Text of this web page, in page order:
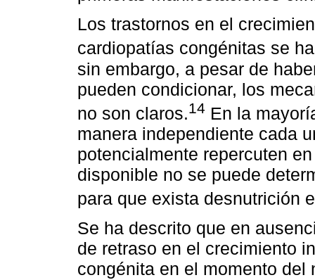
Los trastornos en el
cardiopatías congénitas se
sin embargo, a pesar de
pueden condicionar, los
no son claros.14 En la
manera independiente cada
potencialmente repercuten
disponible no se puede
para que exista desnutrición
Se ha descrito que en
de retraso en el crecimiento
congénita en el momento